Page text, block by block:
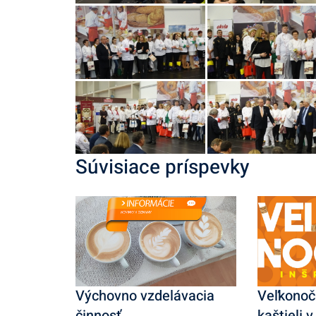
Súvisiace príspevky
Výchovno vzdelávacia